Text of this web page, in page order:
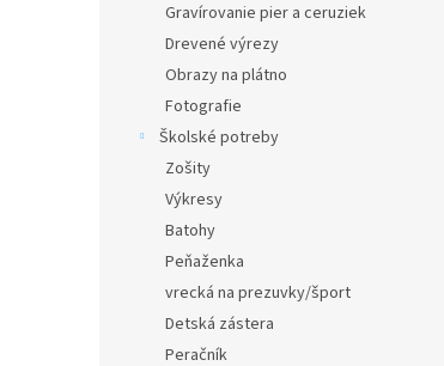
Gravírovanie pier a ceruziek
Drevené výrezy
Obrazy na plátno
Fotografie
Školské potreby
Zošity
Výkresy
Batohy
Peňaženka
vrecká na prezuvky/šport
Detská zástera
Peračník